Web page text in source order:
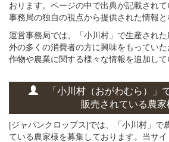
おります。ページの中で出典が記載され
事務局の独自の視点から提供された情報と
運営事務局では、「小川村」で生産され
外の多くの消費者の方に興味をもってい
作物や農業に関する様々な情報を追加して
「小川村（おがわむら）」
販売されている農家
[ジャパンクロップス]では、「小川村」で
ている農家様を募集しております。当サ